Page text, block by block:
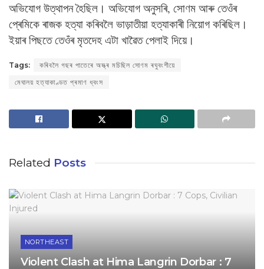
অভিযোগ উত্থাপন হৈছিল। অভিযোগ অনুসৰি, সোণম আৰু তেওঁৰ
প্ৰেমিকে ৰাজক হত্যা কৰিবলৈ ভাড়াতীয়া হত্যাকাৰী নিয়োগ কৰিছিল।
ইয়াৰ পিছতে তেওঁৰ মৃতদেহ এটা খাৱৈত পেলাই দিয়ে।
Tags:
কৰিবলৈ গছৰ পাতেৰে অস্ত্ৰ মচিছিল সোণম ৰঘুবংশীয়ে
মেঘালয় হত্যাকাণ্ডত প্ৰমাণ ধ্বংস
Related Posts
NORTHEAST
Violent Clash at Hima Langrin Dorbar : 7